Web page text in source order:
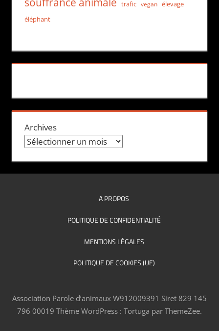
trafic vegan
élevage
éléphant
Archives
A PROPOS
POLITIQUE DE CONFIDENTIALITÉ
MENTIONS LÉGALES
POLITIQUE DE COOKIES (UE)
Association Parole d’animaux W912009391 Siret 829 145
796 00019 Thème WordPress : Tortuga par ThemeZee.